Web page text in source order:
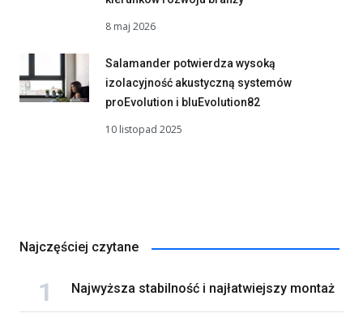
8 maj 2026
Salamander potwierdza wysoką
izolacyjność akustyczną systemów
proEvolution i bluEvolution82
10 listopad 2025
Najczęściej czytane
Najwyższa stabilność i najłatwiejszy montaż